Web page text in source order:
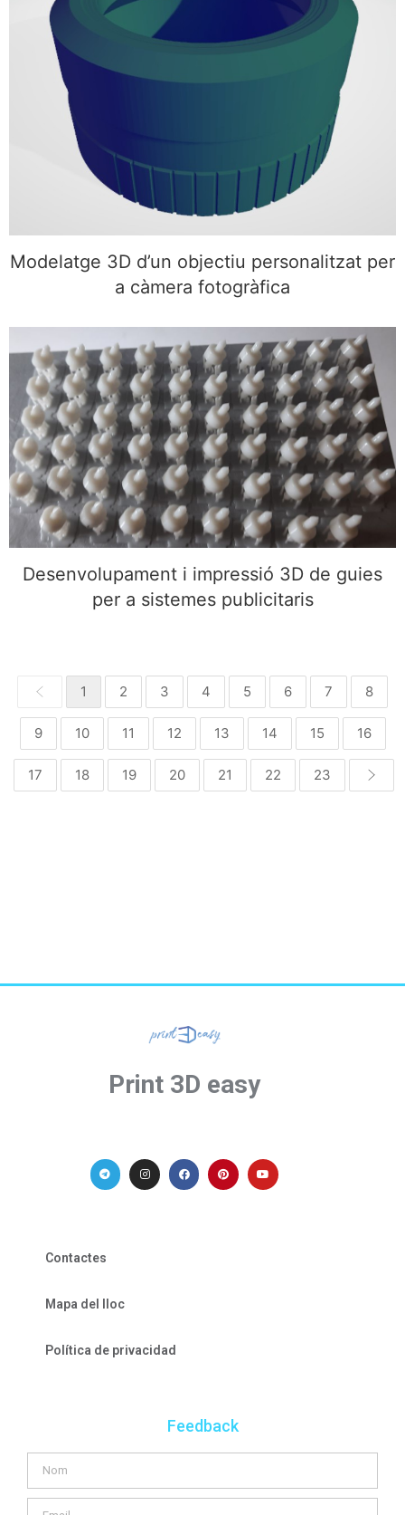
Modelatge 3D d’un objectiu personalitzat per a
Modelatge 3D d’un objectiu personalitzat per
a càmera fotogràfica
Desenvolupament i impressió 3D de guies per a
sistemes publicitaris
Desenvolupament i impressió 3D de guies
per a sistemes publicitaris
1 2 3 4 5 6 7 8
9 10 11 12 13 14 15 16
17 18 19 20 21 22 23
Print 3D easy
Contactes
Mapa del lloc
Política de privacidad
Feedback